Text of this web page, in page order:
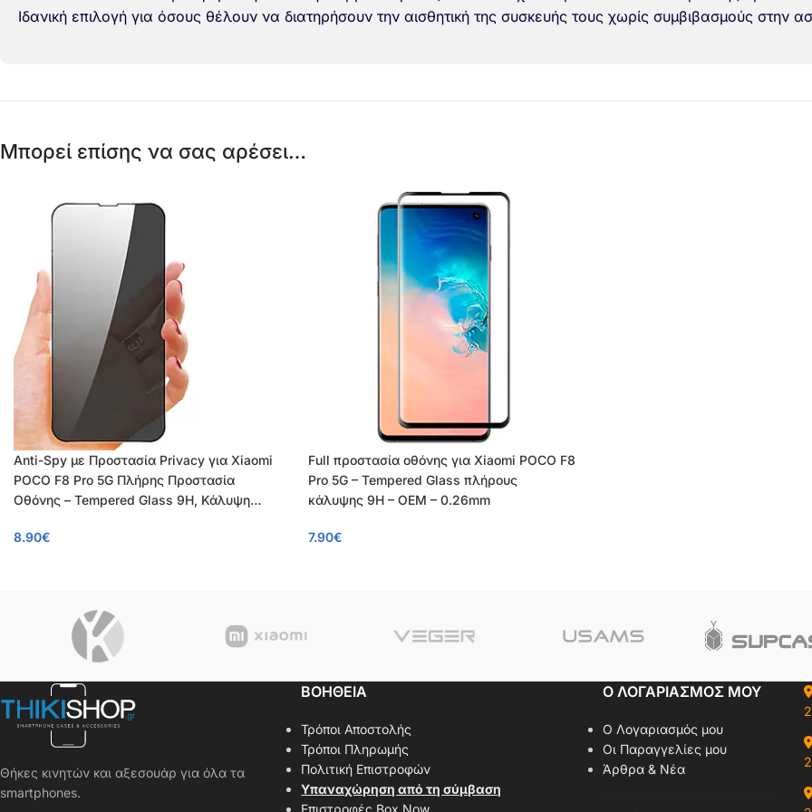
Ιδανική επιλογή για όσους θέλουν να διατηρήσουν την αισθητική της συσκευής τους χωρίς συμβιβασμούς στην
Μπορεί επίσης να σας αρέσει…
Anti-Spy με Προστασία Privacy για Xiaomi
POCO F8 Pro 5G Πλήρης Προστασία
Οθόνης – Tempered Glass 9H, Κάλυψη
8.90€
Full προστασία οθόνης για Xiaomi POCO F8
Pro 5G – Tempered Glass πλήρους
κάλυψης 9H – OEM – 0.26mm
7.90€
Θήκες κινητών και αξεσουάρ για όλα τα
smartphones.
ΒΟΗΘΕΙΑ
Τρόποι Αποστολής
Τρόποι Πληρωμής
Πολιτική Επιστροφών
Υπαναχώρηση από τη σύμβαση
Επιστροφές Box Now
Ο ΛΟΓΑΡΙΑΣΜΟΣ ΜΟΥ
Ο Λογαριασμός μου
Οι Παραγγελίες μου
Άρθρα & Νέα